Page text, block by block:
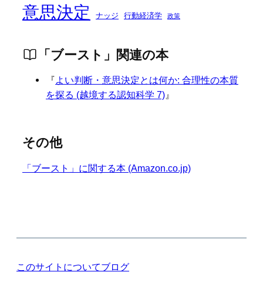
意思決定 ナッジ 行動経済学 政策
「ブースト」関連の本
『よい判断・意思決定とは何か: 合理性の本質
を探る (越境する認知科学 7) 』
その他
「ブースト」に関する本 (Amazon.co.jp)
このサイトについてブログ